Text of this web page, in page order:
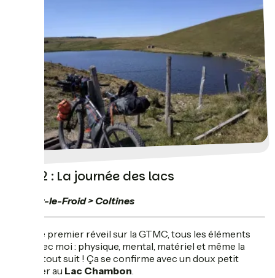
Jour 2 : La journée des lacs
Saulzet-le-Froid > Coltines
Pour ce premier réveil sur la GTMC, tous les éléments
sont avec moi : physique, mental, matériel et même la
météo, tout suit ! Ça se confirme avec un doux petit
déjeuner au Lac Chambon.